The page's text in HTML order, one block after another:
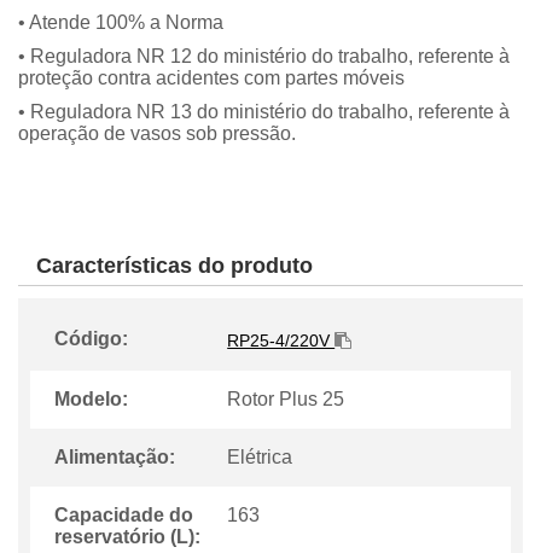
• Atende 100% a Norma
• Reguladora NR 12 do ministério do trabalho, referente à
proteção contra acidentes com partes móveis
• Reguladora NR 13 do ministério do trabalho, referente à
operação de vasos sob pressão.
Características do produto
Código: RP25-4/220V
Modelo: Rotor Plus 25
Alimentação: Elétrica
Capacidade do
reservatório (L):
163